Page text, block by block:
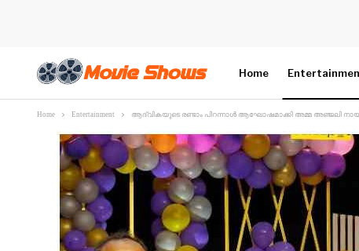
Home
Home Entertainment ആദ്വികയുടെ രണ്ടാം പിറന്നാൾ ആഘോഷമാക്കി അമ്മ അഞ്ജലി